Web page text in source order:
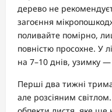
дерево не
загоєння
поливайте помірно,
повністю просохне. У
на 7–10 днів, узимку
Перші два тижні
але розсіяним